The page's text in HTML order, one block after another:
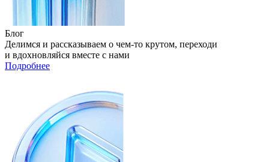
Блог
Делимся и рассказываем о чем‑то крутом, переходи
и вдохновляйся вместе с нами
Подробнее